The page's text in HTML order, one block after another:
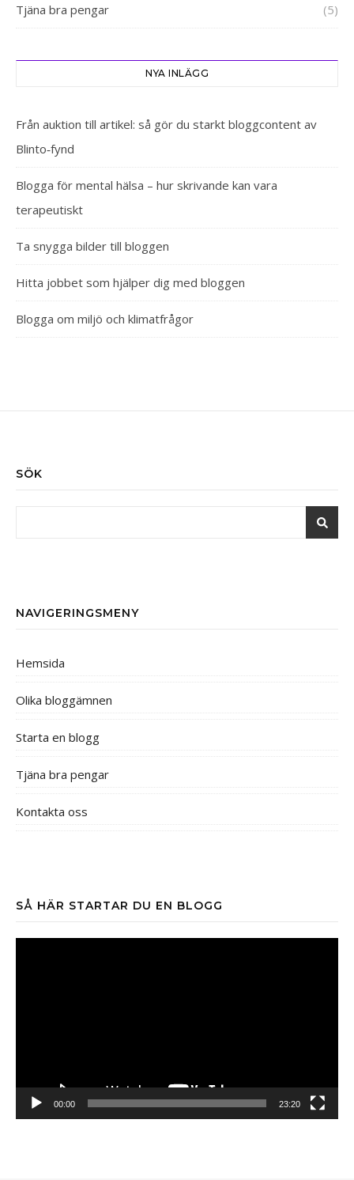
Tjäna bra pengar (5)
NYA INLÄGG
Från auktion till artikel: så gör du starkt bloggcontent av
Blinto‑fynd
Blogga för mental hälsa – hur skrivande kan vara
terapeutiskt
Ta snygga bilder till bloggen
Hitta jobbet som hjälper dig med bloggen
Blogga om miljö och klimatfrågor
SÖK
NAVIGERINGSMENY
Hemsida
Olika bloggämnen
Starta en blogg
Tjäna bra pengar
Kontakta oss
SÅ HÄR STARTAR DU EN BLOGG
00:00 23:20